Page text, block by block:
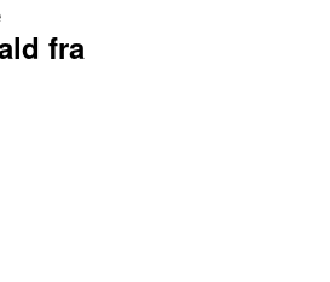
fra